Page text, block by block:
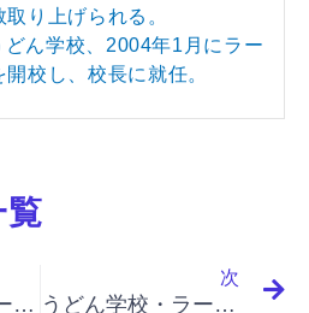
り上げられる。
ん学校、2004年1月にラー
校し、校長に就任。
うどん学校・ラーメン学校・そば学校・パスタ学校で開業&成果アップ｜「イノベーションと起業家精神（最終）」「マネッジメントへの挑戦、しかも、予期せぬ成功は腹が立つ、気づかない成功」
次
うどん学校・ラーメン学校・そば学校・パスタ学校で開業&成果アップ｜「イノベーションと起業家精神（最終）」「予期せぬ失敗、失敗が教える機会の存在、それらの変化はイノベーションの機会である」